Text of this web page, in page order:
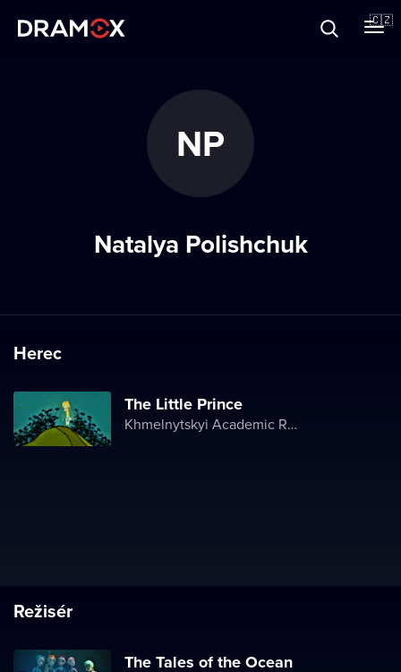
🇨🇿
NP
Natalya Polishchuk
Herec
The Little Prince
Khmelnytskyi Academic Regional Puppet Theater
Režisér
The Tales of the Ocean